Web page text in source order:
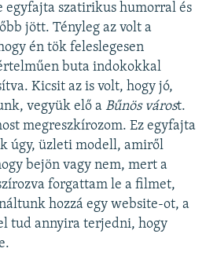
egyfajta szatirikus humorral és
jött. Tényleg az volt a
én tök feleslegesen
buta indokokkal
Kicsit az is volt, hogy jó,
vegyük elő a Bűnös várost.
megreszkírozom. Ez egyfajta
úgy, üzleti modell, amiről
bejön vagy nem, mert a
forgattam le a filmet,
hozzá egy website-ot, a
tud annyira terjedni, hogy